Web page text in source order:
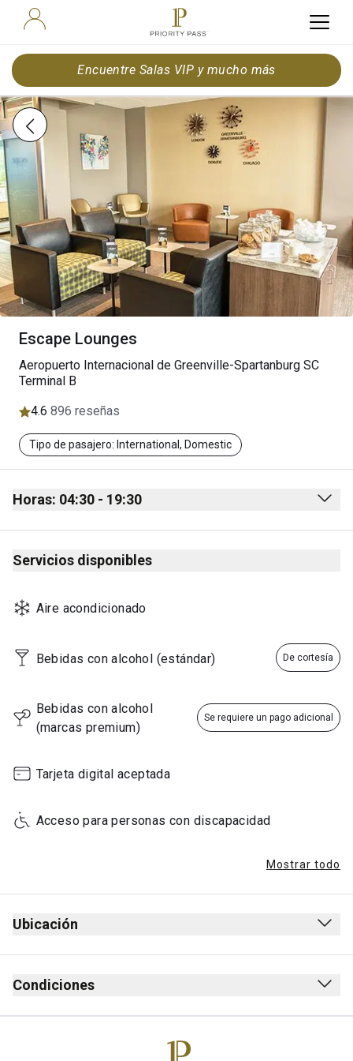
Encuentre Salas VIP y mucho más
Escape Lounges
Aeropuerto Internacional de Greenville-Spartanburg SC
Terminal B
4.6 896 reseñas
Tipo de pasajero: International, Domestic
Horas: 04:30 - 19:30
Monday 04:30 - 19:30
Tuesday
Thursday
Friday 04:30 - 19:30
Sunday 04:30 - 19:30
Servicios disponibles
Aire acondicionado
Bebidas con alcohol (estándar) De cortesía
Bebidas con alcohol
(marcas premium)
Se requiere un pago adicional
Tarjeta digital aceptada
Acceso para personas con discapacidad
Mostrar todo
Ubicación
Condiciones